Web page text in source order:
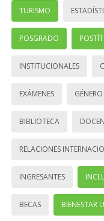
TURISMO
POSGRADO
INSTITUCIONALES
EXÁMENES GÉNERO
BIBLIOTECA
RELACIONES
INGRESANTES
BECAS BIENESTAR